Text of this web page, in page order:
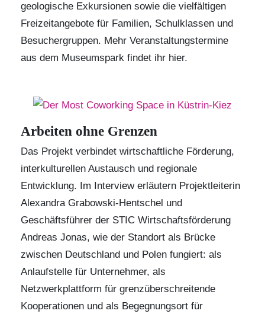
geologische Exkursionen sowie die vielfältigen
Freizeitangebote für Familien, Schulklassen und
Besuchergruppen. Mehr Veranstaltungstermine
aus dem Museumspark findet ihr hier.
Arbeiten ohne Grenzen
Das Projekt verbindet wirtschaftliche Förderung,
interkulturellen Austausch und regionale
Entwicklung. Im Interview erläutern Projektleiterin
Alexandra Grabowski-Hentschel und
Geschäftsführer der STIC Wirtschaftsförderung
Andreas Jonas, wie der Standort als Brücke
zwischen Deutschland und Polen fungiert: als
Anlaufstelle für Unternehmer, als
Netzwerkplattform für grenzüberschreitende
Kooperationen und als Begegnungsort für